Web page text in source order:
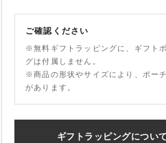
ご確認ください
※無料ギフトラッピングに、ギフト
グは付属しません。
※商品の形状やサイズにより、ポー
があります。
ギフトラッピングについ